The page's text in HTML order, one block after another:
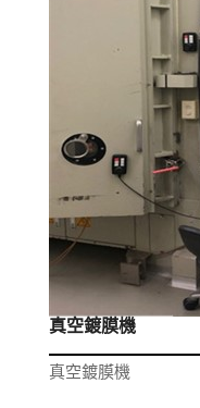
真空鍍膜機
真空鍍膜機